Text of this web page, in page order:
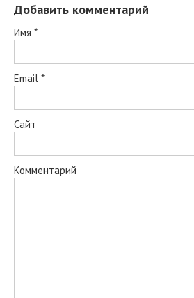
Добавить комментарий
Имя *
Email *
Сайт
Комментарий